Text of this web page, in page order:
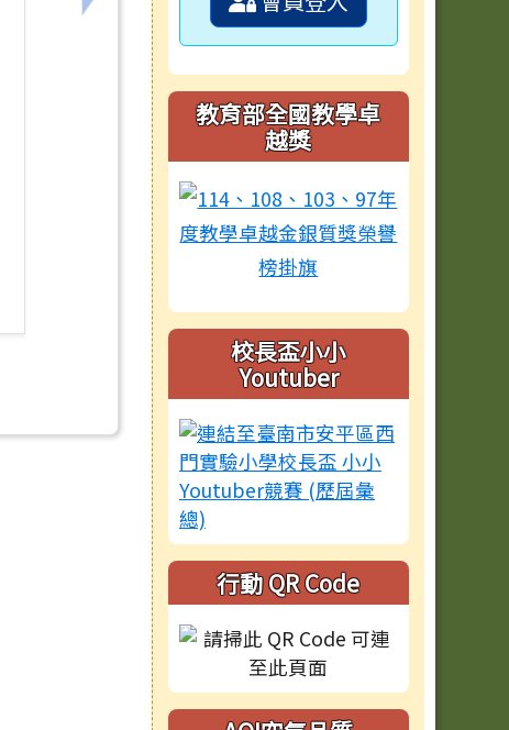
教育部全國教學卓
越獎
校長盃小小
Youtuber
行動 QR Code